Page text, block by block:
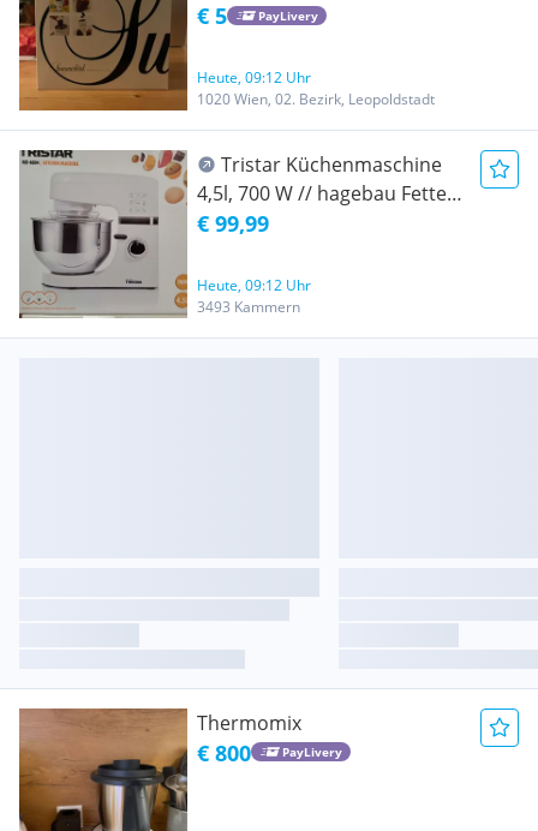
€ 5 PayLivery
Heute, 09:12 Uhr
1020 Wien, 02. Bezirk, Leopoldstadt
Tristar Küchenmaschine
4,5l, 700 W // hagebau Fetter
RESTPOSTEN
€ 99,99
Heute, 09:12 Uhr
3493 Kammern
Thermomix
€ 800 PayLivery